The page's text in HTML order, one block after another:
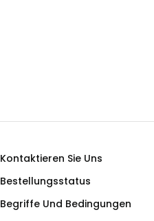
Kontaktieren Sie Uns
Bestellungsstatus
Begriffe Und Bedingungen